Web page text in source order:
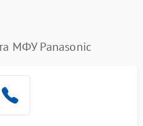
МФУ Panasonic